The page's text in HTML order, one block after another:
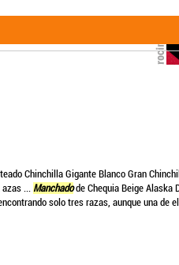
Chinchilla Gigante Blanco Gran
... Manchadode Chequia Beige Alaska
solo tres razas, aunque una de